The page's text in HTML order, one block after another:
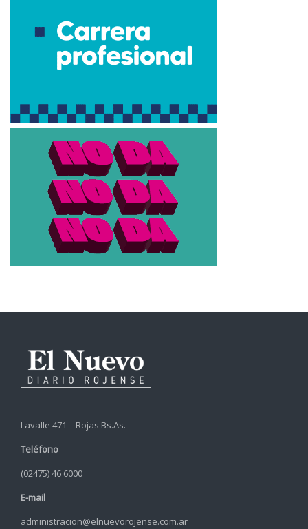
Lavalle 471 – Rojas Bs.As.
Teléfono
(02475) 46 6000
E-mail
administracion@elnuevorojense.com.ar